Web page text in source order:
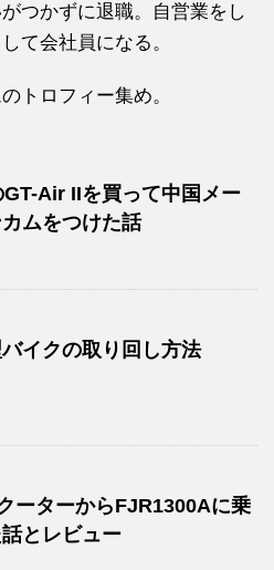
つかずに退職。自営業をし
て会社員になる。
トロフィー集め。
Air IIを買って中国メー
ムをつけた話
イクの取り回し方法
ーターからFJR1300Aに乗
とレビュー